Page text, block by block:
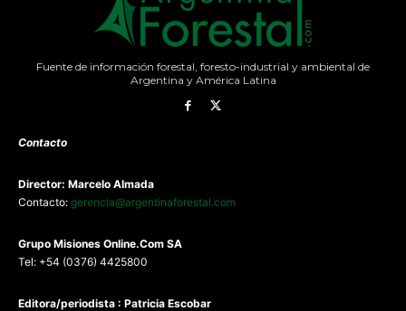
Fuente de información forestal, foresto-industrial y ambiental de
Argentina y América Latina
Contacto
Director: Marcelo Almada
Contacto: gerencia@argentinaforestal.com
Grupo Misiones Online.Com SA
Tel: +54 (0376) 4425800
Editora/periodista : Patricia Escobar